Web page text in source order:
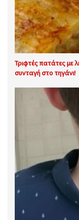
Τριφτές πατάτες με
συνταγή στο τηγάνι!